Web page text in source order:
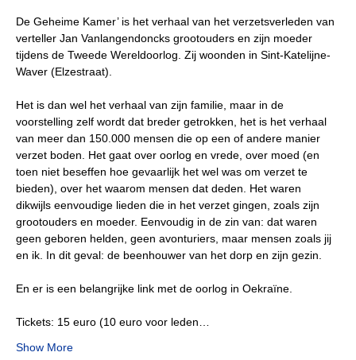
De Geheime Kamer’ is het verhaal van het verzetsverleden van
verteller Jan Vanlangendoncks grootouders en zijn moeder
tijdens de Tweede Wereldoorlog. Zij woonden in Sint-Katelijne-
Waver (Elzestraat).
Het is dan wel het verhaal van zijn familie, maar in de
voorstelling zelf wordt dat breder getrokken, het is het verhaal
van meer dan 150.000 mensen die op een of andere manier
verzet boden. Het gaat over oorlog en vrede, over moed (en
toen niet beseffen hoe gevaarlijk het wel was om verzet te
bieden), over het waarom mensen dat deden. Het waren
dikwijls eenvoudige lieden die in het verzet gingen, zoals zijn
grootouders en moeder. Eenvoudig in de zin van: dat waren
geen geboren helden, geen avonturiers, maar mensen zoals jij
en ik. In dit geval: de beenhouwer van het dorp en zijn gezin.
En er is een belangrijke link met de oorlog in Oekraïne.
Tickets: 15 euro (10 euro voor leden…
Show More